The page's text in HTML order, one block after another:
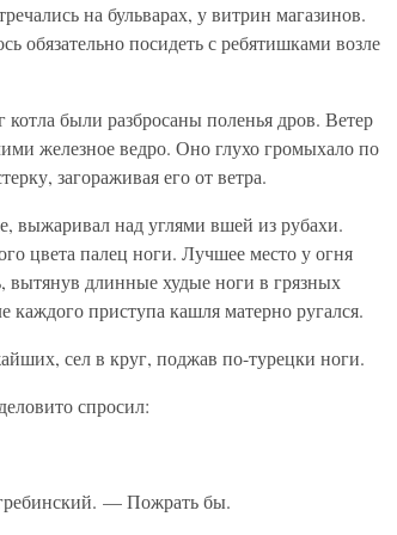
на бульварах, у витрин магазинов.
обязательно посидеть с ребятишками возле
были разбросаны поленья дров. Ветер
железное ведро. Оно глухо громыхало по
загораживая его от ветра.
выжаривал над углями вшей из рубахи.
цвета палец ноги. Лучшее место у огня
длинные худые ноги в грязных
каждого приступа кашля матерно ругался.
сел в круг, поджав по-турецки ноги.
спросил:
— Пожрать бы.